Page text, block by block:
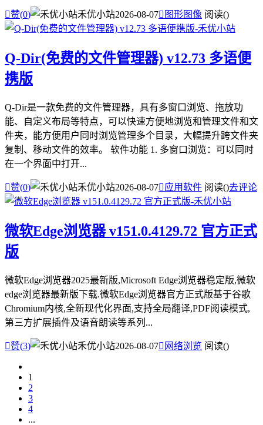
赞(0) 禾优小站2026-08-07 图形图像 阅读()
Q-Dir(免费的文件管理器) v12.73 多语便
携版
Q-Dir是一款免费的文件管理器，具有多窗口浏览、拖放功
能、自定义布局等特点，可以快速方便地浏览和管理文件和文
件夹，能方便用户同时浏览管理多个目录，大幅提升跨文件夹
复制、移动文件的效率。 软件功能 1. 多窗口浏览：可以同时
在一个界面中打开...
赞(0) 禾优小站2026-08-07应用软件 阅读()去评论
微软Edge浏览器 v151.0.4129.72 官方正式
版
微软Edge浏览器2025最新版,Microsoft Edge浏览器稳定版,微软
edge浏览器最新版下载.微软Edge浏览器官方正式版基于谷歌
Chromium内核,全新现代化界面,支持全局翻译,PDF阅读模式,
第三方扩展插件及语音朗读等系列...
赞(3) 禾优小站2026-08-07 网络浏览 阅读()
1
2
3
4
...